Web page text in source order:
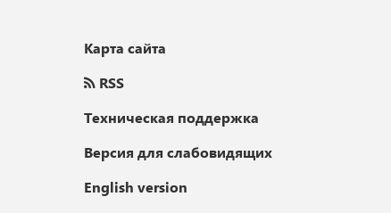
Карта сайта
RSS
Техническая поддержка
Версия для слабовидящих
English version